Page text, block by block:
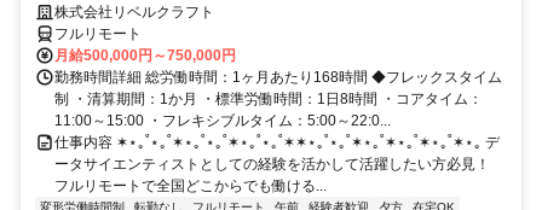
株式会社リベルクラフト
フルリモート
月給500,000円～750,000円
勤務時間詳細 総労働時間：1ヶ月あたり168時間 ◆フレックスタイム
制 ・清算期間：1か月 ・標準労働時間：1日8時間 ・コアタイム：
11:00～15:00 ・フレキシブルタイム：5:00～22:0...
仕事内容 ✶⋆｡˚⋆｡˚✶⋆｡˚⋆｡˚✶⋆｡˚⋆｡˚✶✶⋆｡˚⋆｡˚✶⋆｡˚✶⋆｡˚✶⋆｡˚✶⋆｡ デ
ータサイエンティストとしての経験を活かして活躍したい方必見！
フルリモートで全国どこからでも働ける...
変形労働時間制 転勤なし フルリモート 午前 経験者歓迎 夕方
在宅OK